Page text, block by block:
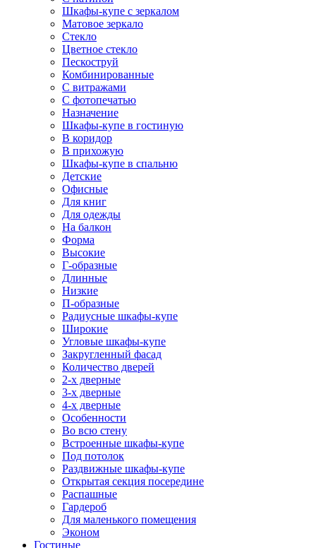
Шкафы-купе с зеркалом
Матовое зеркало
Стекло
Цветное стекло
Пескоструй
Комбинированные
С витражами
С фотопечатью
Назначение
Шкафы-купе в гостиную
В коридор
В прихожую
Шкафы-купе в спальню
Детские
Офисные
Для книг
Для одежды
На балкон
Форма
Высокие
Г-образные
Длинные
Низкие
П-образные
Радиусные шкафы-купе
Широкие
Угловые шкафы-купе
Закругленный фасад
Количество дверей
2-х дверные
3-х дверные
4-х дверные
Особенности
Во всю стену
Встроенные шкафы-купе
Под потолок
Раздвижные шкафы-купе
Открытая секция посередине
Распашные
Гардероб
Для маленького помещения
Эконом
Гостиные